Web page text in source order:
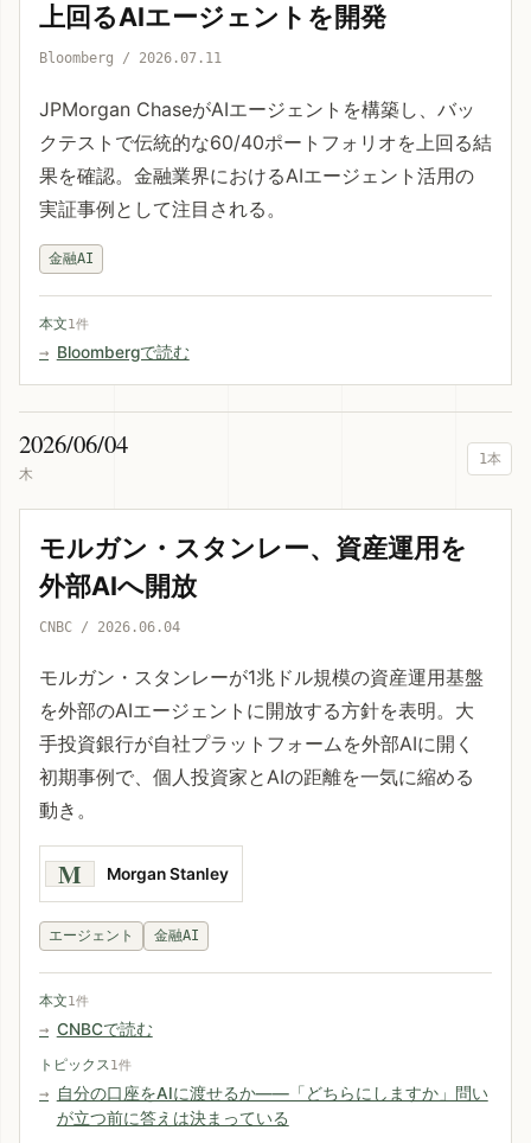
上回るAIエージェントを開発
Bloomberg / 2026.07.11
JPMorgan ChaseがAIエージェントを構築し、バッ
クテストで伝統的な60/40ポートフォリオを上回る結
果を確認。金融業界におけるAIエージェント活用の
実証事例として注目される。
金融AI
本文1件
Bloombergで読む
2026/06/04
木
1本
モルガン・スタンレー、資産運用を
外部AIへ開放
CNBC / 2026.06.04
モルガン・スタンレーが1兆ドル規模の資産運用基盤
を外部のAIエージェントに開放する方針を表明。大
手投資銀行が自社プラットフォームを外部AIに開く
初期事例で、個人投資家とAIの距離を一気に縮める
動き。
M Morgan Stanley
エージェント 金融AI
本文1件
CNBCで読む
トピックス1件
自分の口座をAIに渡せるか——「どちらにしますか」問い
が立つ前に答えは決まっている